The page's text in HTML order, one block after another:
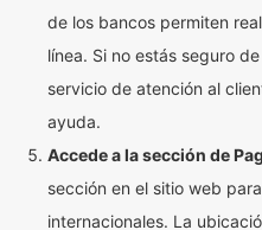
de los bancos permiten
línea. Si no estás seguro
servicio de atención al
ayuda.
Accede a la sección de
sección en el sitio web
internacionales. La